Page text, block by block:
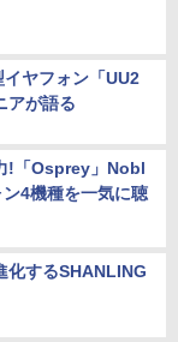
ヤフォン「UU2
アが語る
!「Osprey」Nobl
4機種を一気に聴
化するSHANLING